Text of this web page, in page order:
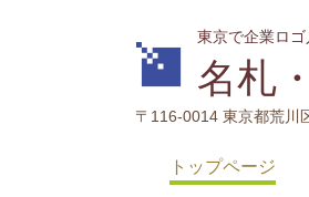
東京で企業ロ
名札
〒116-0014 東京都荒川
トップページ